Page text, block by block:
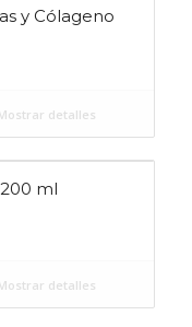
y Cólageno
detalles
ml
detalles